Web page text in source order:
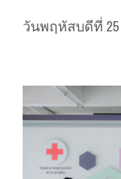
วันพฤหัสบดีที่